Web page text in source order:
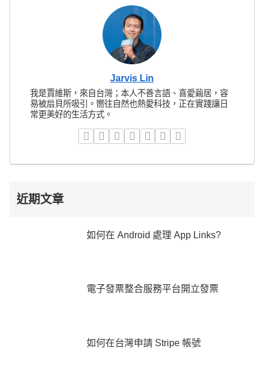
Jarvis Lin
我是賈維斯，來自台灣；本人不善言語、喜愛繭居，容
易被扇貝所吸引。嚮往自然也熱愛科技，正在實踐讓日
常更美好的生活方式。
近期文章
如何在 Android 處理 App Links?
電子發票整合服務平台開立發票
如何在台灣申請 Stripe 帳號